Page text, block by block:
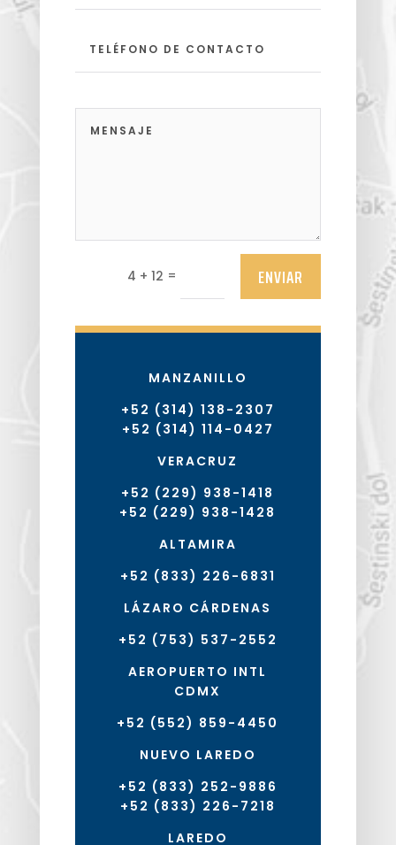
4 + 12 = ENVIAR
MANZANILLO
+52 (314) 138-2307
+52 (314) 114-0427
VERACRUZ
+52 (229) 938-1418
+52 (229) 938-1428
ALTAMIRA
+52 (833) 226-6831
LÁZARO CÁRDENAS
+52 (753) 537-2552
AEROPUERTO INTL
CDMX
+52 (552) 859-4450
NUEVO LAREDO
+52 (833) 252-9886
+52 (833) 226-7218
LAREDO